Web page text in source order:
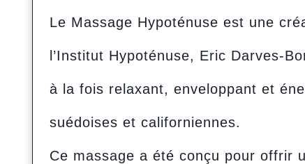
Le Massage Hypoténuse est une
l’Institut Hypoténuse, Eric Darves-
à la fois relaxant, enveloppant et
suédoises et californiennes.
Ce massage a été conçu pour offrir